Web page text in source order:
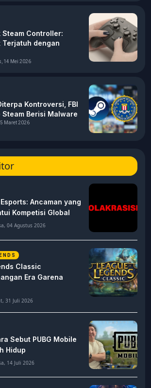
Steam Controller:
dengan
14 Mei 2026
Kontroversi, FBI
Steam Berisi Malware
Maret 2026
Ancaman yang
Kompetisi Global
04 Agustus 2026
Classic
Era Garena
31 Juli 2026
Sebut PUBG Mobile
Hidup
14 Juli 2026